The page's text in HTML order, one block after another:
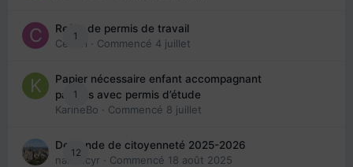
1
Refus de permis de travail
Cedbri · Commencé 4 juillet
1
Papier nécessaire enfant accompagnant
parents avec permis d’étude
KarineBo · Commencé 8 juillet
12
Demande de citoyenneté 2025-2026
nanancyr · Commencé 18 août 2025